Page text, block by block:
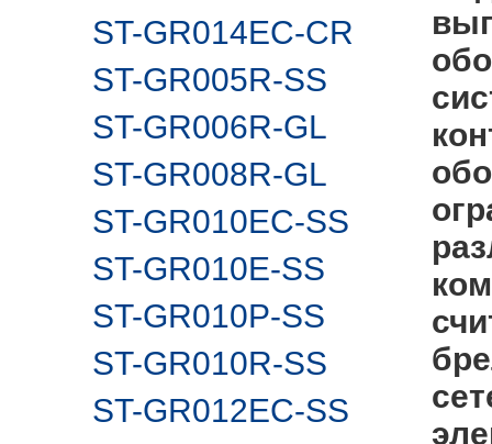
ST-GR014EC-CR
ST-GR005R-SS
ST-GR006R-GL
ST-GR008R-GL
ST-GR010EC-SS
ST-GR010E-SS
ST-GR010P-SS
ST-GR010R-SS
ST-GR012EC-SS